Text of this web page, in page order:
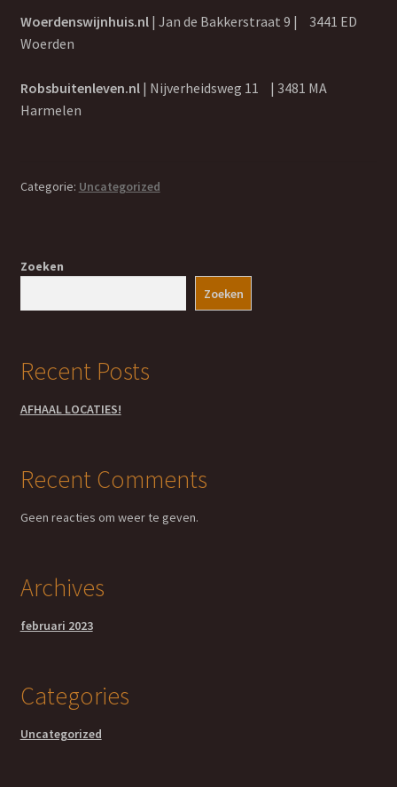
lees-verder – galerie
Olijfolie webshop
Terugbetaal- en retourneringsbeleid
Omgeving
Extra Virgin Olijfolie
contact
Woerdenswijnhuis.nl | Jan de Bakkerstraat 9 | 3441 ED
Woerden
Robsbuitenleven.nl | Nijverheidsweg 11 | 3481 MA
Harmelen
Categorie: Uncategorized
Zoeken
Zoeken
Recent Posts
AFHAAL LOCATIES!
Recent Comments
Geen reacties om weer te geven.
Archives
februari 2023
Categories
Uncategorized